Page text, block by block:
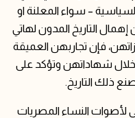
– سواء المعلنة او
إهمال التاريخ المدون لهاتي
فإن تجاربهن العميقة
شهاداتهن وتؤكد على
ذلك التاريخ.
لأصوات النساء المصريات